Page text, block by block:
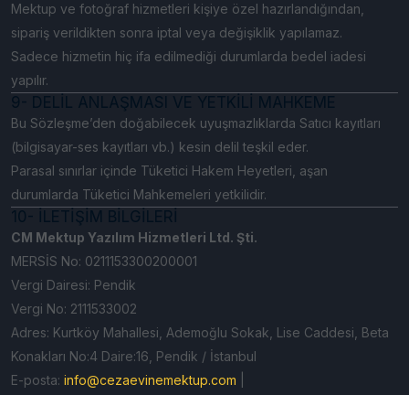
Mektup ve fotoğraf hizmetleri kişiye özel hazırlandığından,
sipariş verildikten sonra iptal veya değişiklik yapılamaz.
Sadece hizmetin hiç ifa edilmediği durumlarda bedel iadesi
yapılır.
9- DELİL ANLAŞMASI VE YETKİLİ MAHKEME
Bu Sözleşme’den doğabilecek uyuşmazlıklarda Satıcı kayıtları
(bilgisayar-ses kayıtları vb.) kesin delil teşkil eder.
Parasal sınırlar içinde Tüketici Hakem Heyetleri, aşan
durumlarda Tüketici Mahkemeleri yetkilidir.
10- İLETİŞİM BİLGİLERİ
CM Mektup Yazılım Hizmetleri Ltd. Şti.
MERSİS No: 0211153300200001
Vergi Dairesi: Pendik
Vergi No: 2111533002
Adres: Kurtköy Mahallesi, Ademoğlu Sokak, Lise Caddesi, Beta
Konakları No:4 Daire:16, Pendik / İstanbul
E-posta: info@cezaevinemektup.com